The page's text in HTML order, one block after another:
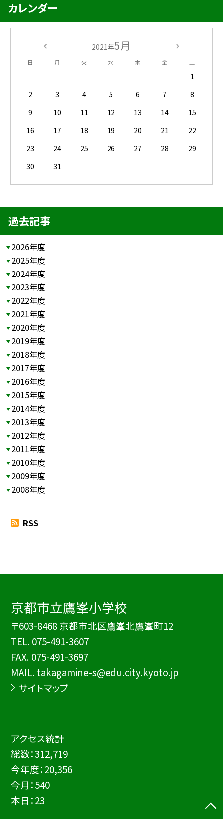
カレンダー
2021年5月
日 月 火 水 木 金 土
1
2
3 4 5 6 7
8
9
10 11 12 13 14
15
16
17 18 19 20 21
22
23
24 25 26 27 28
29
30
31
過去記事
2026年度
2025年度
2024年度
2023年度
2022年度
2021年度
2020年度
2019年度
2018年度
2017年度
2016年度
2015年度
2014年度
2013年度
2012年度
2011年度
2010年度
2009年度
2008年度
RSS
京都市立鷹峯小学校
〒603-8468 京都市北区鷹峯北鷹峯町12
TEL. 075-491-3607
FAX. 075-491-3697
MAIL. takagamine-s@edu.city.kyoto.jp
サイトマップ
アクセス統計
総数：312,719
今年度：20,356
今月：540
本日：23